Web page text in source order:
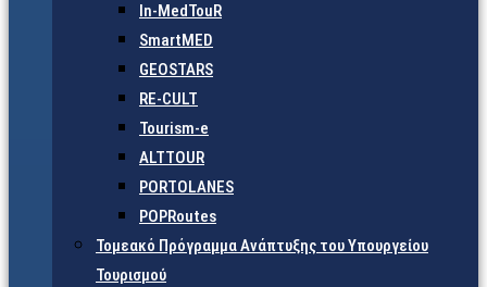
In-MedTouR
SmartMED
GEOSTARS
RE-CULT
Tourism-e
ALTTOUR
PORTOLANES
POPRoutes
Τομεακό Πρόγραμμα Ανάπτυξης του Υπουργείου
Τουρισμού